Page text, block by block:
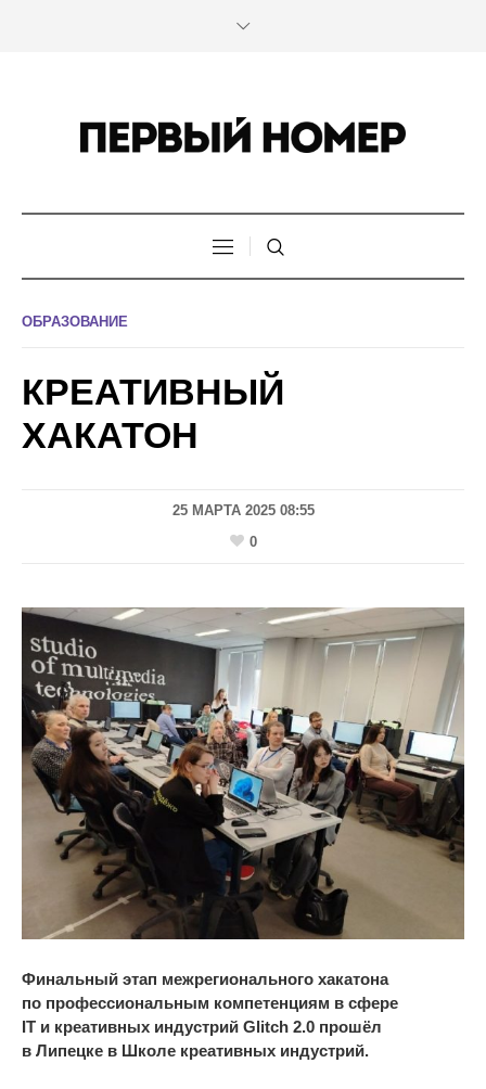
ОБРАЗОВАНИЕ
КРЕАТИВНЫЙ
ХАКАТОН
25 МАРТА 2025 08:55
0
Финальный этап межрегионального хакатона
по профессиональным компетенциям в сфере
IT и креативных индустрий Glitch 2.0 прошёл
в Липецке в Школе креативных индустрий.